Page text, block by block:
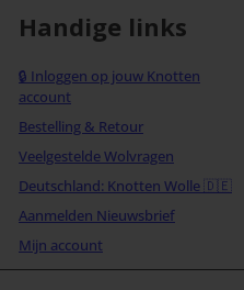
Handige links
🔒 Inloggen op jouw Knotten
account
Bestelling & Retour
Veelgestelde Wolvragen
Deutschland: Knotten Wolle 🇩🇪
Aanmelden Nieuwsbrief
Mijn account